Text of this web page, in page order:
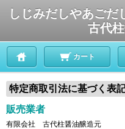
しじみだしやあごだ
古代
カート
特定商取引法に基づく表
販売業者
有限会社 古代柱醤油醸造元